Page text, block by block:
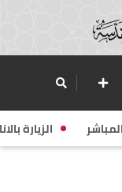
الزيارة